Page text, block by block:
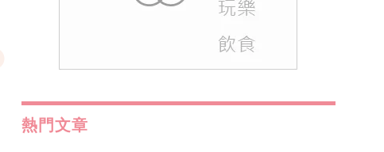
熱門文章